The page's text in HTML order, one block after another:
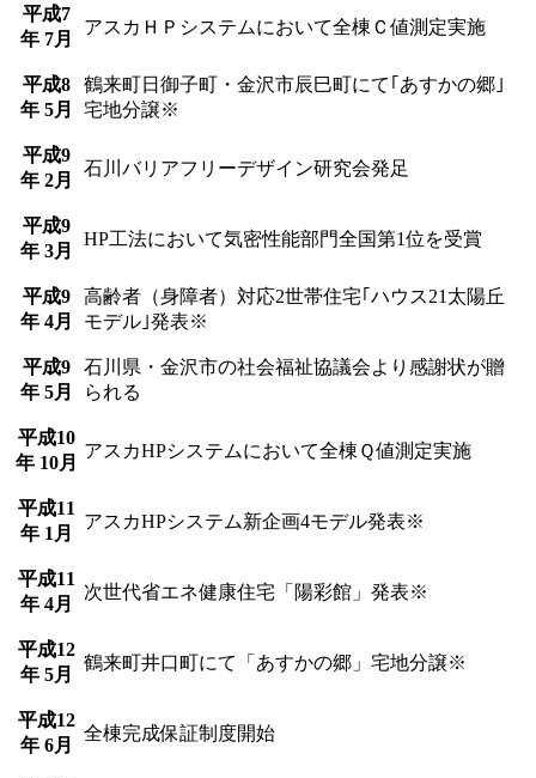
平成7
年 7月
アスカＨＰシステムにおいて全棟Ｃ値測定実施
平成8
年 5月
鶴来町日御子町・金沢市辰巳町にて｢あすかの郷｣
宅地分譲※
平成9
年 2月
石川バリアフリーデザイン研究会発足
平成9
年 3月
HP工法において気密性能部門全国第1位を受賞
平成9
年 4月
高齢者（身障者）対応2世帯住宅｢ハウス21太陽丘
モデル｣発表※
平成9
年 5月
石川県・金沢市の社会福祉協議会より感謝状が贈
られる
平成10
年 10月
アスカHPシステムにおいて全棟Ｑ値測定実施
平成11
年 1月
アスカHPシステム新企画4モデル発表※
平成11
年 4月
次世代省エネ健康住宅「陽彩館」発表※
平成12
年 5月
鶴来町井口町にて「あすかの郷」宅地分譲※
平成12
年 6月
全棟完成保証制度開始